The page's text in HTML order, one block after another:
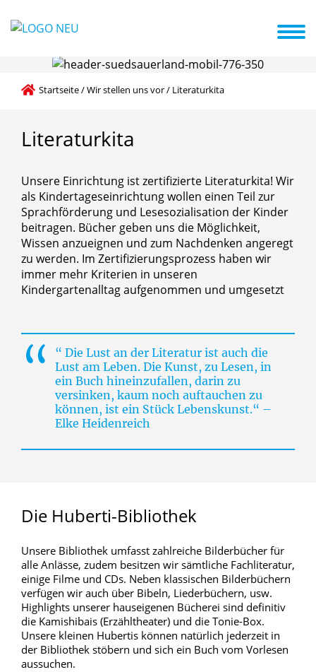
Elternengagement
Startseite/Wir stellen uns vor/ Literaturkita
Literaturkita
Unsere Einrichtung ist zertifizierte Literaturkita! Wir
als Kindertageseinrichtung wollen einen Teil zur
Sprachförderung und Lesesozialisation der Kinder
beitragen. Bücher geben uns die Möglichkeit,
Wissen anzueignen und zum Nachdenken angeregt
zu werden. Im Zertifizierungsprozess haben wir
immer mehr Kriterien in unseren
Kindergartenalltag aufgenommen und umgesetzt
“ Die Lust an der Literatur ist auch die
Lust am Leben. Die Kunst, zu Lesen, in
ein Buch hineinzufallen, darin zu
versinken, kaum noch auftauchen zu
können, ist ein Stück Lebenskunst.“ –
Elke Heidenreich
Die Huberti-Bibliothek
Unsere Bibliothek umfasst zahlreiche Bilderbücher für
alle Anlässe, zudem besitzen wir sämtliche Fachliteratur,
einige Filme und CDs. Neben klassischen Bilderbüchern
verfügen wir auch über Bibeln, Liederbüchern, usw.
Highlights unserer hauseigenen Bücherei sind definitiv
die Kamishibais (Erzähltheater) und die Tonie-Box.
Unsere kleinen Hubertis können natürlich jederzeit in
der Bibliothek stöbern und sich ein Buch vom Vorlesen
aussuchen.